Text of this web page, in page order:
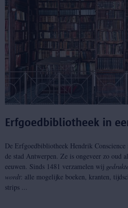
Erfgoedbibliotheek in
De Erfgoedbibliotheek Hendrik
de stad Antwerpen. Ze is ongeveer zo oud
eeuwen. Sinds 1481 verzamelen wij
wordt: alle mogelijke boeken, kranten,
strips ...